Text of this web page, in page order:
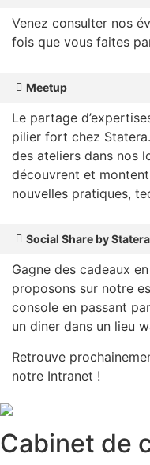
Venez consulter nos
fois que vous faites
Meetup
Le partage
pilier fort chez
des ateliers dans nos
découvrent et
nouvelles pratiques,
Social Share by Statera
Gagne des cadeaux
proposons sur notre
console en passant
un diner dans un lieu
Retrouve
notre Intranet !
Cabinet de